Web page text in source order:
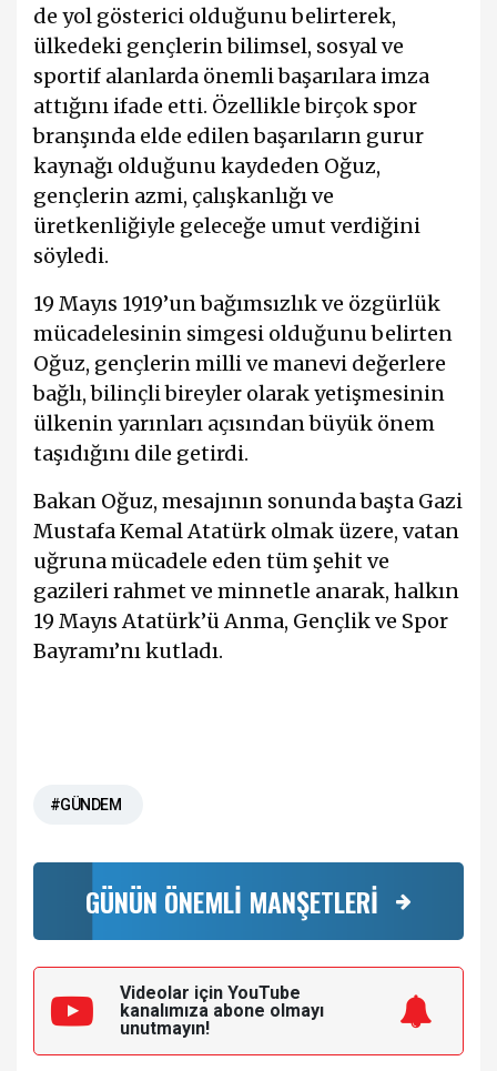
de yol gösterici olduğunu belirterek,
ülkedeki gençlerin bilimsel, sosyal ve
sportif alanlarda önemli başarılara imza
attığını ifade etti. Özellikle birçok spor
branşında elde edilen başarıların gurur
kaynağı olduğunu kaydeden Oğuz,
gençlerin azmi, çalışkanlığı ve
üretkenliğiyle geleceğe umut verdiğini
söyledi.
19 Mayıs 1919’un bağımsızlık ve özgürlük
mücadelesinin simgesi olduğunu belirten
Oğuz, gençlerin milli ve manevi değerlere
bağlı, bilinçli bireyler olarak yetişmesinin
ülkenin yarınları açısından büyük önem
taşıdığını dile getirdi.
Bakan Oğuz, mesajının sonunda başta Gazi
Mustafa Kemal Atatürk olmak üzere, vatan
uğruna mücadele eden tüm şehit ve
gazileri rahmet ve minnetle anarak, halkın
19 Mayıs Atatürk’ü Anma, Gençlik ve Spor
Bayramı’nı kutladı.
#GÜNDEM
GÜNÜN ÖNEMLİ MANŞETLERİ
Videolar için YouTube
kanalımıza abone olmayı
unutmayın!